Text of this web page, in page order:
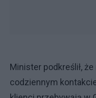
Minister podkreślił,
codziennym